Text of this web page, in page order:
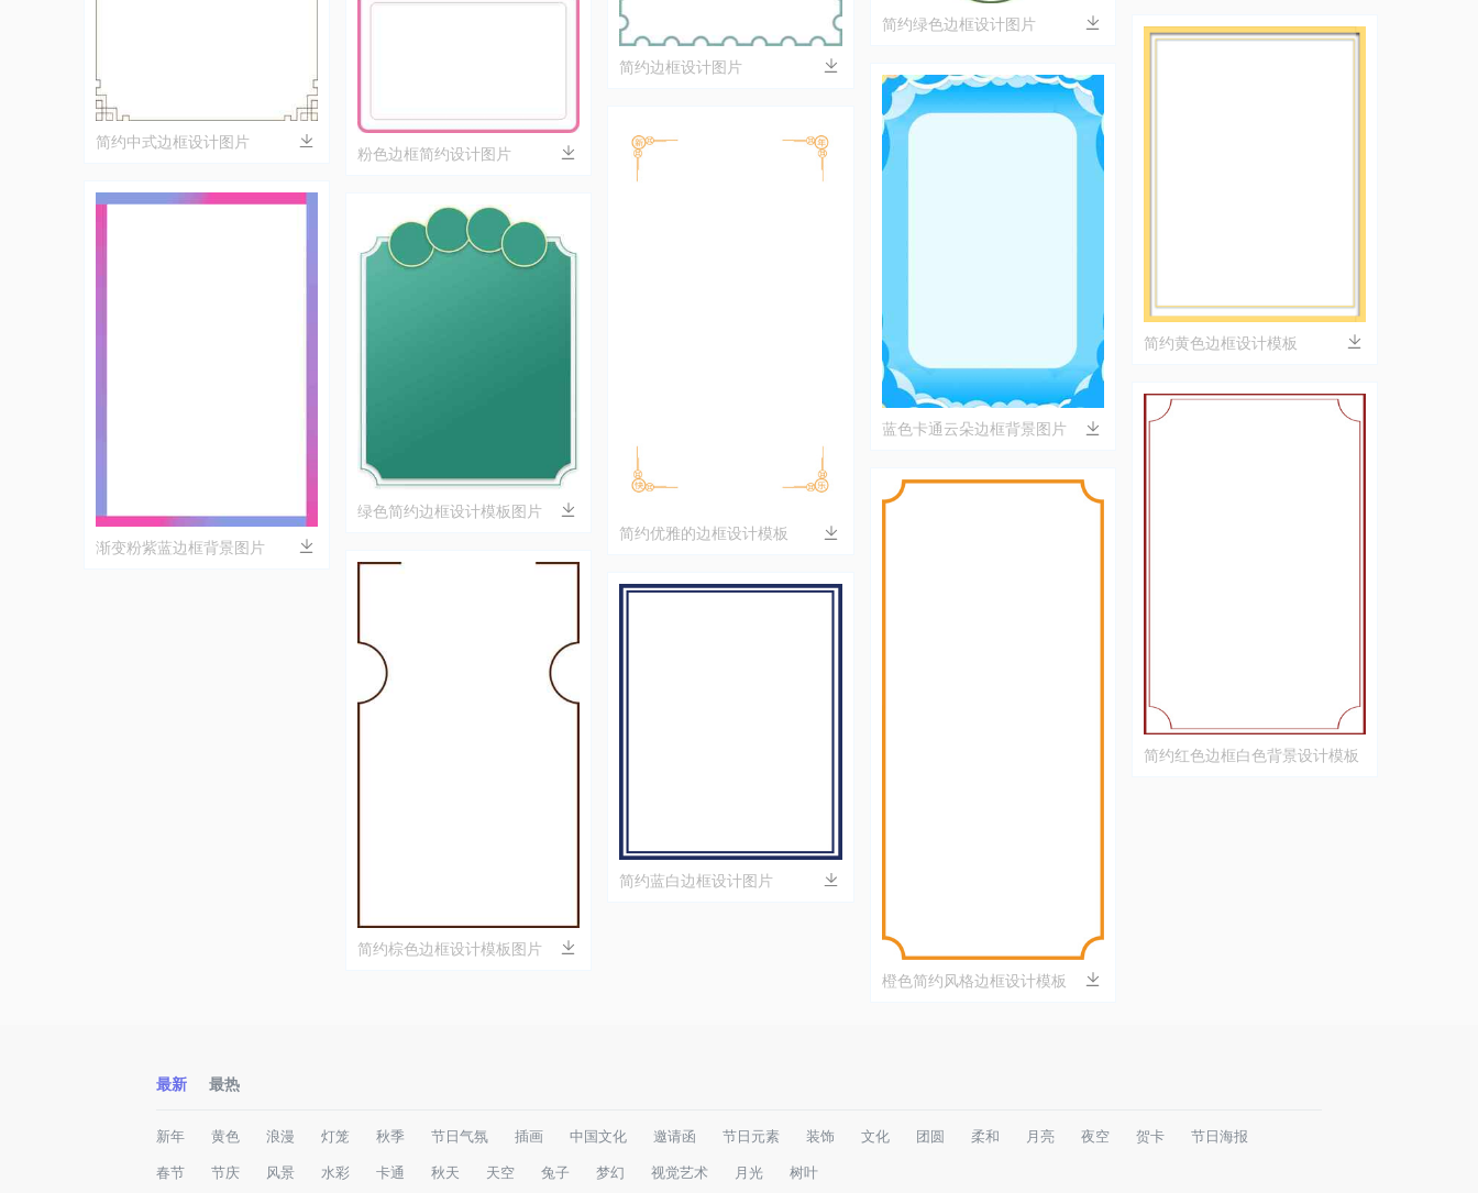
简约中式边框设计图片
渐变粉紫蓝边框背景图片
粉色边框简约设计图片
绿色简约边框设计模板图片
简约棕色边框设计模板图片
简约边框设计图片
简约优雅的边框设计模板
简约蓝白边框设计图片
简约绿色边框设计图片
蓝色卡通云朵边框背景图片
橙色简约风格边框设计模板
简约黄色边框设计模板
简约红色边框白色背景设计模板
最新 最热
新年 黄色 浪漫 灯笼 秋季 节日气氛 插画 中国文化 邀请函 节日元素 装饰 文化 团圆 柔和 月亮 夜空 贺卡 节日海报
春节 节庆 风景 水彩 卡通 秋天 天空 兔子 梦幻 视觉艺术 月光 树叶